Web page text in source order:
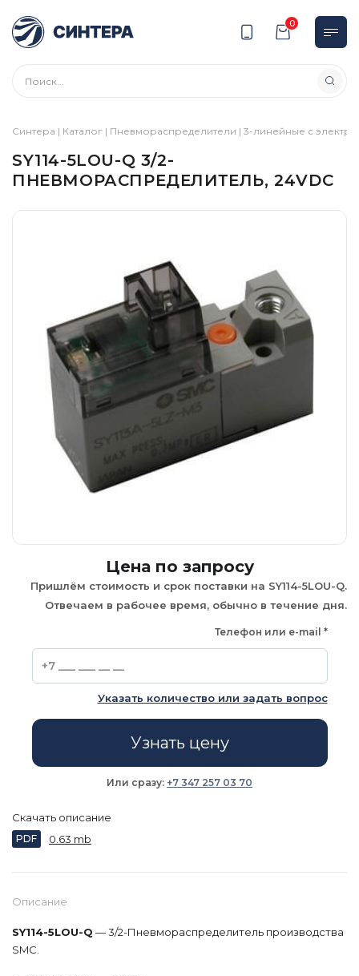
0
Синтера | Каталог | Пневмораспределители | 3-линейные с
SY114-5LOU-Q 3/2-
ПНЕВМОРАСПРЕДЕЛИТЕЛЬ, 24VDC
Описание
SY114-5LOU-Q — 3/2-Пневмораспределитель производства
SMC.
Цена по запросу
Пришлём стоимость и срок поставки на SY114-5LOU-Q.
Отвечаем в рабочее время, обычно в течение дня.
Телефон или e-mail *
Указать количество или задать вопрос
Узнать цену
Или сразу: +7 347 257 03 70
Скачать описание
PDF 0.63 mb